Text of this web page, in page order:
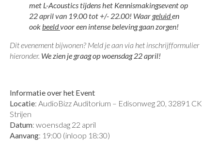
met L-Acoustics tijdens het Kennismakingsevent op
22 april van 19.00 tot +/- 22.00! Waar geluiden
ookbeeldvoor een intense beleving gaan zorgen!
Dit evenement bijwonen? Meld je aan via het inschrijfformulier
hieronder. We zien je graag op woensdag 22 april!
Informatie over het Event
Locatie: AudioBizz Auditorium – Edisonweg 20, 32891 CK
Strijen
Datum: woensdag 22 april
Aanvang: 19:00 (inloop 18:30)